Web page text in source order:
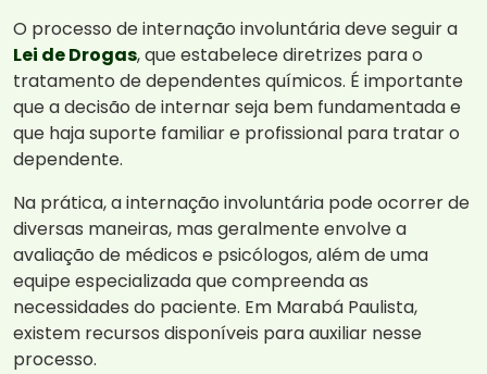
O processo de internação involuntária deve seguir a
Lei de Drogas, que estabelece diretrizes para o
tratamento de dependentes químicos. É importante
que a decisão de internar seja bem fundamentada e
que haja suporte familiar e profissional para tratar o
dependente.
Na prática, a internação involuntária pode ocorrer de
diversas maneiras, mas geralmente envolve a
avaliação de médicos e psicólogos, além de uma
equipe especializada que compreenda as
necessidades do paciente. Em Marabá Paulista,
existem recursos disponíveis para auxiliar nesse
processo.